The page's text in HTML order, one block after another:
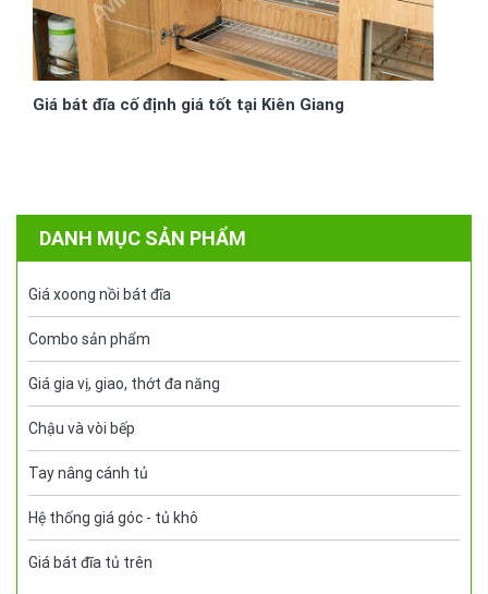
Giá bát đĩa cố định giá tốt tại Kiên Giang
DANH MỤC SẢN PHẨM
Giá xoong nồi bát đĩa
Combo sản phẩm
Giá gia vị, giao, thớt đa năng
Chậu và vòi bếp
Tay nâng cánh tủ
Hệ thống giá góc - tủ khô
Giá bát đĩa tủ trên